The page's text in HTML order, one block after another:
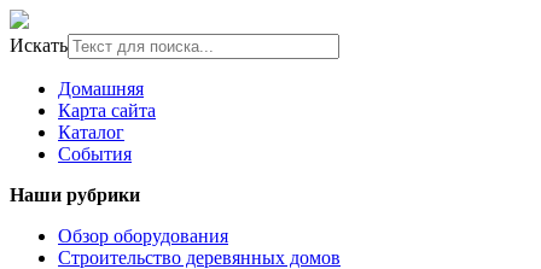
Искать
Домашняя
Карта сайта
Каталог
События
Наши рубрики
Обзор оборудования
Строительство деревянных домов